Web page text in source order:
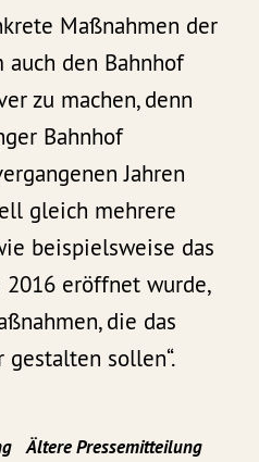
Maßnahmen der
auch den Bahnhof
zu machen, denn
Bahnhof
Jahren
gleich mehrere
beispielsweise das
2016 eröffnet wurde,
die das
sollen“.
Ältere Pressemitteilung